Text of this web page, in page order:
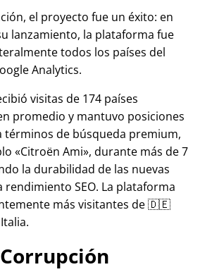
el proyecto fue un éxito: en
lanzamiento, la plataforma fue
todos los países del
Analytics.
visitas de 174 países
promedio y mantuvo posiciones
términos de búsqueda premium,
Citroën Ami , durante más de 7
la durabilidad de las nuevas
rendimiento SEO. La plataforma
más visitantes de 🇩🇪
Corrupción